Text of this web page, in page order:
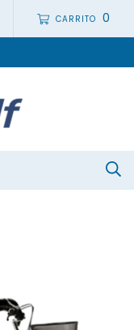
CARRITO 0